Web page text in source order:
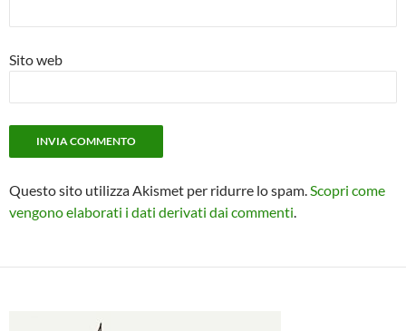
Sito web
Questo sito utilizza Akismet per ridurre lo spam.Scopri come
vengono elaborati i dati derivati dai commenti.